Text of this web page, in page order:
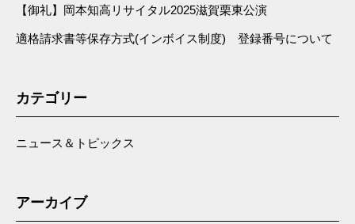
【御礼】岡本知高リサイタル2025滋賀栗東公演
適格請求書等保存方式(インボイス制度) 登録番号について
カテゴリー
ニュース＆トピックス
アーカイブ